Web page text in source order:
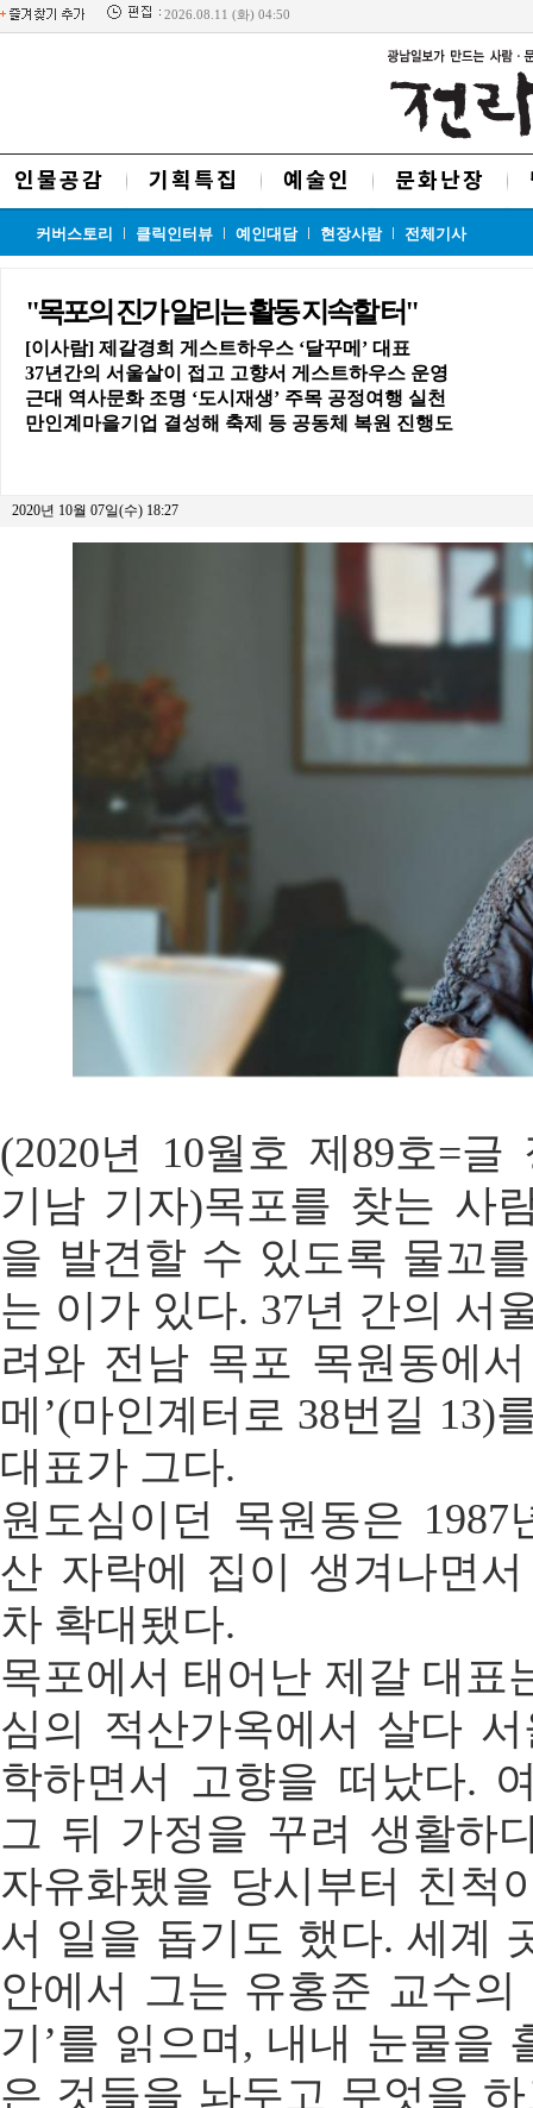
2026.08.11 (화) 04:50
인물공감 기획특집 예술인 문화난장
커버스토리 클릭인터뷰 예인대담 현장사람 전체기사
"목포의 진가 알리는 활동 지속할 터"
[이사람] 제갈경희 게스트하우스 ‘달꾸메’ 대표
37년간의 서울살이 접고 고향서 게스트하우스 운영
근대 역사문화 조명 ‘도시재생’ 주목 공정여행 실천
만인계마을기업 결성해 축제 등 공동체 복원 진행도
2020년 10월 07일(수) 18:27
(2020년 10월호 제89호=글
기남 기자)목포를 찾는 사
을 발견할 수 있도록 물꼬
는 이가 있다. 37년 간의 서
려와 전남 목포 목원동에
메’(마인계터로 38번길 13)
대표가 그다.
원도심이던 목원동은
산 자락에 집이 생겨나면
차 확대됐다.
목포에서 태어난 제갈 대표
심의 적산가옥에서 살다
학하면서 고향을 떠났다.
그 뒤 가정을 꾸려 생활하
자유화됐을 당시부터 친척
서 일을 돕기도 했다. 세계
안에서 그는 유홍준 교수의
기’를 읽으며, 내내 눈물을
은 것들을 놔두고 무엇을